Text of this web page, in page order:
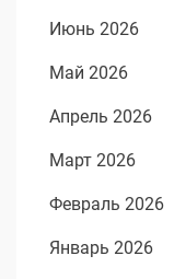
Июнь 2026
Май 2026
Апрель 2026
Март 2026
Февраль 2026
Январь 2026